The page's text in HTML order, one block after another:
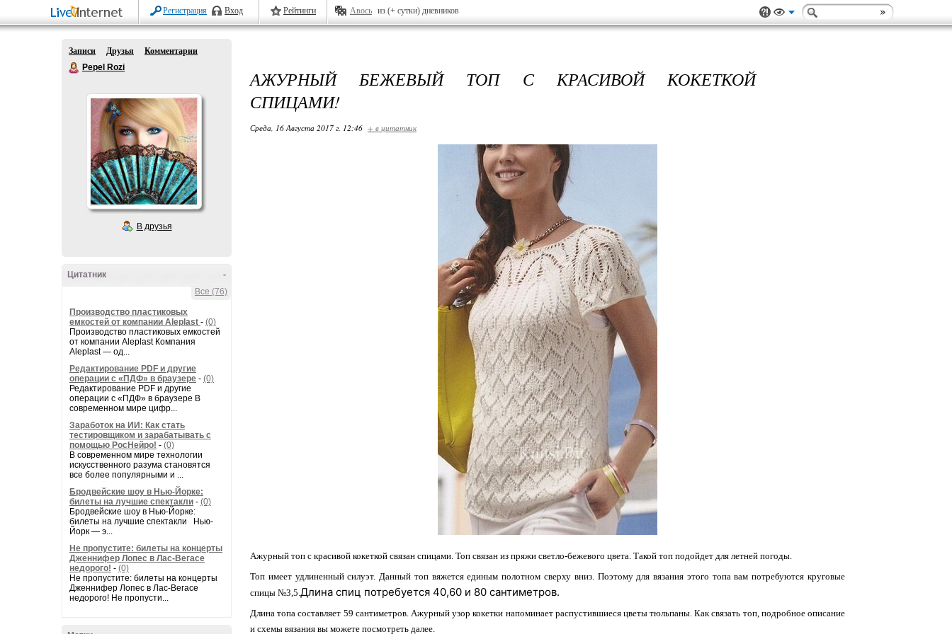
Регистрация Вход Рейтинги Авось из (+ сутки) дневников
Записи Друзья
Комментарии
Pepel Rozi
В друзья
-
Цитатник
Все (76)
Производство пластиковых
емкостей от компании Aleplast - (0)
Производство пластиковых емкостей
от компании Aleplast Компания
Aleplast — од...
Редактирование PDF и другие
операции с «ПДФ» в браузере - (0)
Редактирование PDF и другие
операции с «ПДФ» в браузере В
современном мире цифр...
Заработок на ИИ: Как стать
тестировщиком и зарабатывать с
помощью РосНейро! - (0)
В современном мире технологии
искусственного разума становятся
все более популярными и ...
Бродвейские шоу в Нью-Йорке:
билеты на лучшие спектакли - (0)
Бродвейские шоу в Нью-Йорке:
билеты на лучшие спектакли Нью-
Йорк — э...
Не пропустите: билеты на концерты
Дженнифер Лопес в Лас-Вегасе
недорого! - (0)
Не пропустите: билеты на концерты
Дженнифер Лопес в Лас-Вегасе
недорого! Не пропусти...
АЖУРНЫЙ БЕЖЕВЫЙ ТОП С КРАСИВОЙ КОКЕТКОЙ
СПИЦАМИ!
Среда, 16 Августа 2017 г. 12:46 + в цитатник
Ажурный топ с красивой кокеткой связан спицами. Топ связан из пряжи светло-бежевого цвета. Такой топ подойдет для летней погоды.
Топ имеет удлиненный силуэт. Данный топ вяжется единым полотном сверху вниз. Поэтому для вязания этого топа вам потребуются круговые
спицы №3,5.Длина спиц потребуется 40,60 и 80 сантиметров.
Длина топа составляет 59 сантиметров. Ажурный узор кокетки напоминает распустившиеся цветы тюльпаны. Как связать топ, подробное описание
и схемы вязания вы можете посмотреть далее.